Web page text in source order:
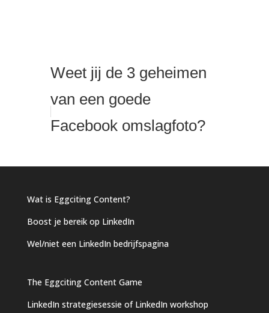
Weet jij de 3 geheimen
van een goede
Facebook omslagfoto?
Wat is Eggciting Content?
Boost je bereik op LinkedIn
Wel/niet een LinkedIn bedrijfspagina
The Eggciting Content Game
LinkedIn strategiesessie of LinkedIn workshop